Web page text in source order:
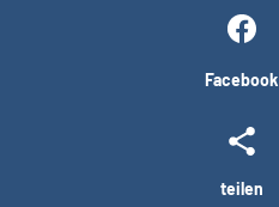
Facebook
teilen